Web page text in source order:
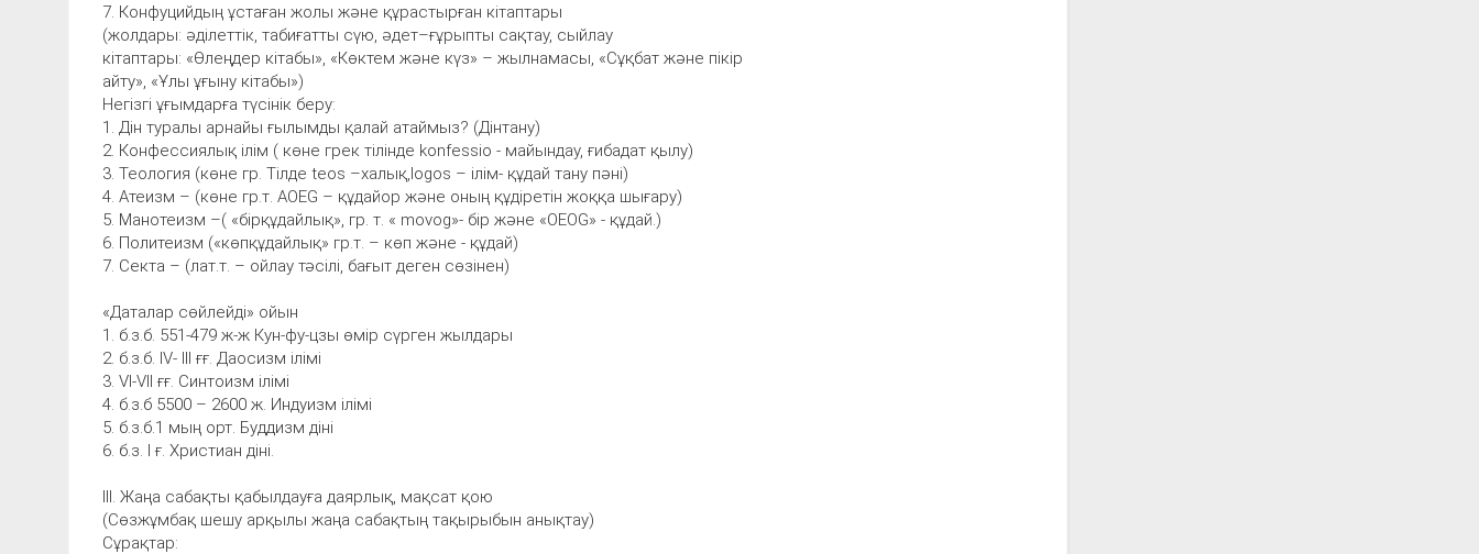
7. Конфуцийдың ұстаған жолы және құрастырған кітаптары
(жолдары: әділеттік, табиғатты сүю, әдет–ғұрыпты сақтау, сыйлау
кітаптары: «Өлеңдер кітабы», «Көктем және күз» – жылнамасы, «Сұқбат және пікір
айту», «Ұлы ұғыну кітабы»)
Негізгі ұғымдарға түсінік беру:
1. Дін туралы арнайы ғылымды қалай атаймыз? (Дінтану)
2. Конфессиялық ілім ( көне грек тілінде konfessio - майындау, ғибадат қылу)
3. Теология (көне гр. Тілде teos –халық,logos – ілім- құдай тану пәні)
4. Атеизм – (көне гр.т. AOEG – құдайор және оның құдіретін жоққа шығару)
5. Манотеизм –( «бірқұдайлық», гр. т. « movog»- бір және «OEOG» - құдай.)
6. Политеизм («көпқұдайлық» гр.т. – көп және - құдай)
7. Секта – (лат.т. – ойлау тәсілі, бағыт деген сөзінен)
«Даталар сөйлейді» ойын
1. б.з.б. 551-479 ж-ж Кун-фу-цзы өмір сүрген жылдары
2. б.з.б. IV- III ғғ. Даосизм ілімі
3. VI-VII ғғ. Синтоизм ілімі
4. б.з.б 5500 – 2600 ж. Индуизм ілімі
5. б.з.б.1 мың орт. Буддизм діні
6. б.з. I ғ. Христиан діні.
ІІІ. Жаңа сабақты қабылдауға даярлық, мақсат қою
(Сөзжұмбақ шешу арқылы жаңа сабақтың тақырыбын анықтау)
Сұрақтар: